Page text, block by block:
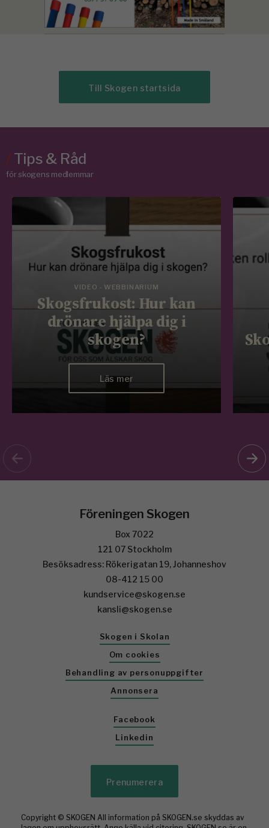
Till Skogen startsida
/Tips & Råd
för skogens medlemmar
VIDEO - WEBBINARIUM
Skogsfrukost: Hur kan
drönare hjälpa dig i
skogen?
Läs mer
Föreningen Skogen
Box 7022
121 07 Stockholm
Besöksadress: Rökerigatan 19, Johanneshov
08-412 15 00
kundservice@skogen.se
kansli@skogen.se
Skogen i Skolan
Om cookies
Behandling av personuppgifter
Annonsera
Facebook
Linkedin
Prenumerera
Copyright © SKOGEN All information på SKOGEN.se skyddas av